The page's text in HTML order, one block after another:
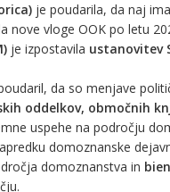
je poudarila, da naj
nove vloge OOK po letu
je izpostavila ustanovitev
da so menjave
oddelkov, območnih
uspehe na področju
domoznanske
domoznanstva in